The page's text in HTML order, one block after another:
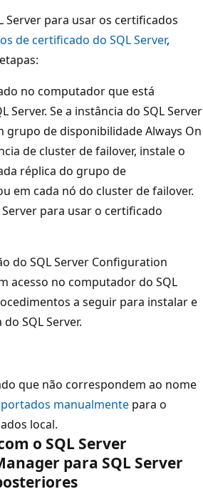
Server para usar os certificados
de certificado do SQL Server,
no computador que está
Server. Se a instância do SQL Server
grupo de disponibilidade Always On
de cluster de failover, instale o
réplica do grupo de
em cada nó do cluster de failover.
para usar o certificado
do SQL Server Configuration
acesso no computador do SQL
a seguir para instalar e
SQL Server.
que não correspondem ao nome
manualmente para o
local.
o SQL Server
para SQL Server